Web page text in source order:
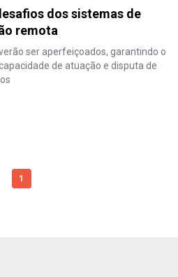
dos sistemas de
remota
ser aperfeiçoados, garantindo o
de atuação e disputa de
1